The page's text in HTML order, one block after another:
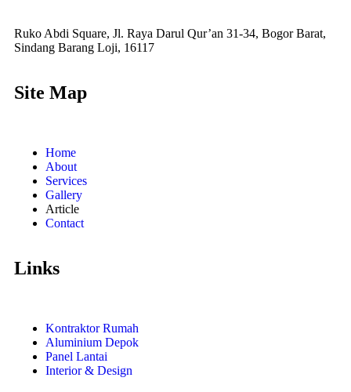
Ruko Abdi Square, Jl. Raya Darul Qur’an 31-34, Bogor Barat,
Sindang Barang Loji, 16117
Site Map
Home
About
Services
Gallery
Article
Contact
Links
Kontraktor Rumah
Aluminium Depok
Panel Lantai
Interior & Design